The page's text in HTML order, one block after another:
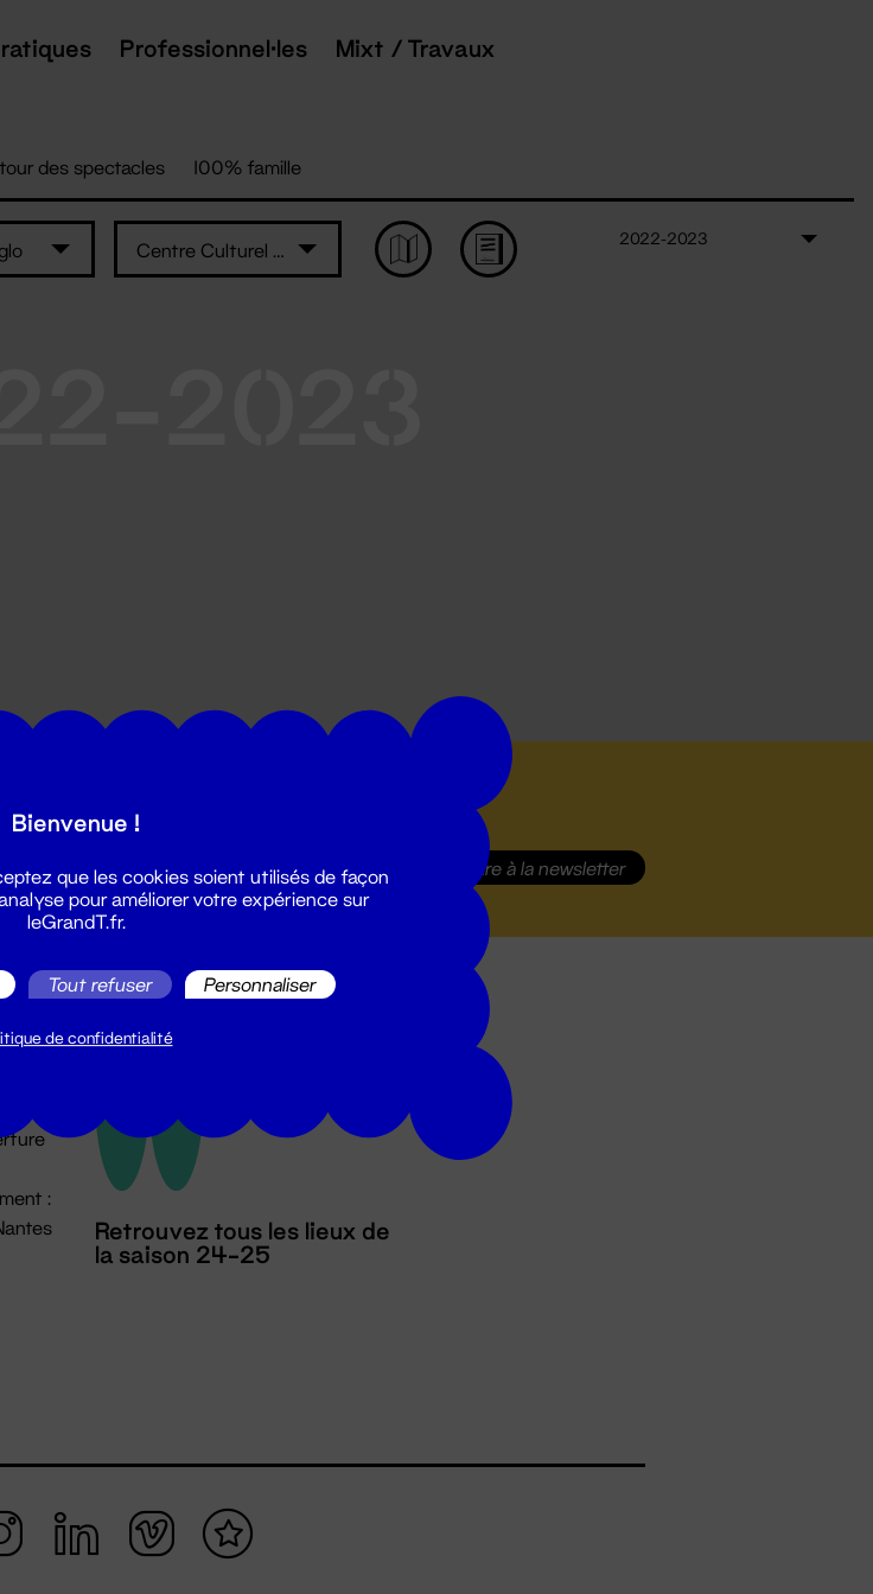
Professionnel·les Mixt / Travaux
des spectacles 100% famille
Centre Culturel Athanor
2022-2023
du Grand T :
S'inscrire à la newsletter
:
Retrouvez tous les lieux de
la saison 24-25
Bienvenue !
que les cookies soient utilisés de façon
pour améliorer votre expérience sur
leGrandT.fr.
Tout refuser Personnaliser
de confidentialité